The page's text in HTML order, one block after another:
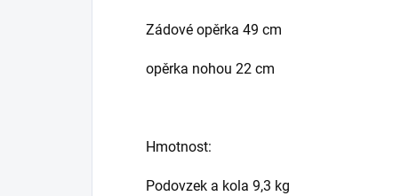
Zádové opěrka 49 cm
opěrka nohou 22 cm
Hmotnost:
Podovzek a kola 9,3 kg